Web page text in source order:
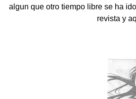
algun que otro tiempo libre se ha
revista y